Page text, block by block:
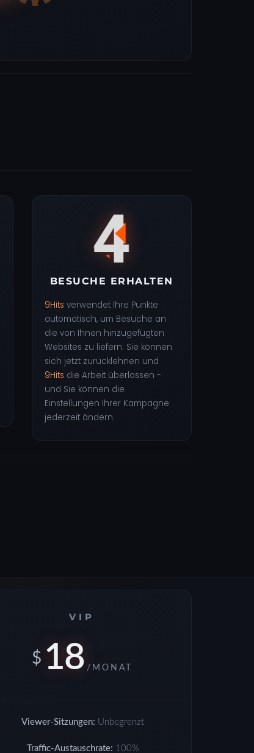
BESUCHE ERHALTEN
9Hits verwendet Ihre Punkte
automatisch, um Besuche an
die von Ihnen hinzugefügten
Websites zu liefern. Sie können
sich jetzt zurücklehnen und
9Hits die Arbeit überlassen -
und Sie können die
Einstellungen Ihrer Kampagne
jederzeit ändern.
VIP
$ 18 /MONAT
Viewer-Sitzungen: Unbegrenzt
Traffic-Austauschrate: 100%